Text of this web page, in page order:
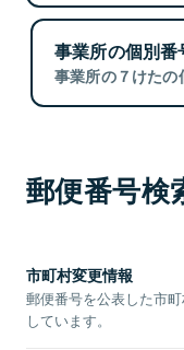
事業所の個別番
事業所の７けたの
郵便番号検
市町村変更情報
郵便番号を公表した市
しています。